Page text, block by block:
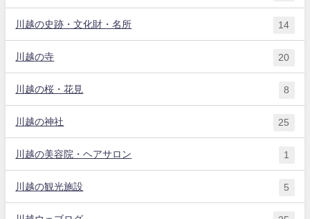
川越の史跡・文化財・名所 14
川越の寺 20
川越の桜・花見 8
川越の神社 25
川越の美容院・ヘアサロン 1
川越の観光施設 5